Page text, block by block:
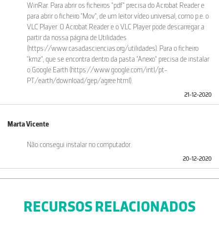
WinRar. Para abrir os ficheiros "pdf" precisa do Acrobat Reader e
para abrir o ficheiro "Mov", de um leitor vídeo universal, como p.e. o
VLC Player. O Acrobat Reader e o VLC Player pode descarregar a
partir da nossa página de Utilidades
(https://www.casadasciencias.org/utilidades). Para o ficheiro
"kmz", que se encontra dentro da pasta "Anexo" precisa de instalar
o Google Earth (https://www.google.com/intl/pt-
PT/earth/download/gep/agree.html).
21-12-2020
Marta Vicente
Não consegui instalar no computador.
20-12-2020
RECURSOS RELACIONADOS